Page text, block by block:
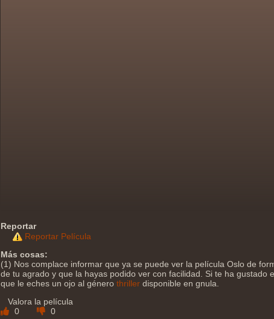
Reportar
Reportar Película
Más cosas:
(1) Nos complace informar que ya se puede ver la película Oslo de
de tu agrado y que la hayas podido ver con facilidad. Si te ha gustado
que le eches un ojo al género thriller disponible en gnula.
Valora la película
0
0